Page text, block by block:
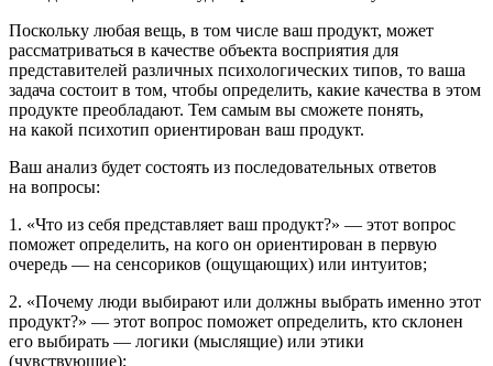
Поскольку любая вещь, в том числе ваш продукт, может
рассматриваться в качестве объекта восприятия для
представителей различных психологических типов, то ваша
задача состоит в том, чтобы определить, какие качества в этом
продукте преобладают. Тем самым вы сможете понять,
на какой психотип ориентирован ваш продукт.
Ваш анализ будет состоять из последовательных ответов
на вопросы:
1. «Что из себя представляет ваш продукт?» — этот вопрос
поможет определить, на кого он ориентирован в первую
очередь — на сенсориков (ощущающих) или интуитов;
2. «Почему люди выбирают или должны выбрать именно этот
продукт?» — этот вопрос поможет определить, кто склонен
его выбирать — логики (мыслящие) или этики
(чувствующие);